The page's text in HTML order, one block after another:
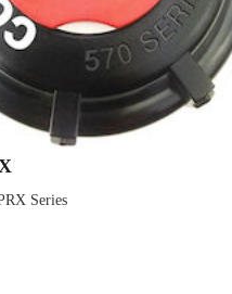
Series